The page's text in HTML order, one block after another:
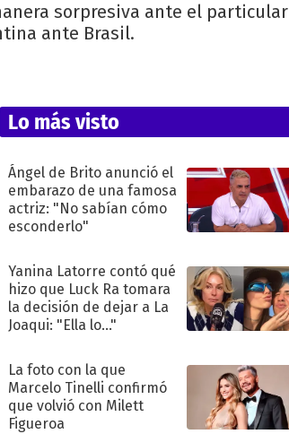
sorpresiva ante el particular
ante Brasil.
Lo más visto
Ángel de Brito anunció el
embarazo de una famosa
actriz: "No sabían cómo
esconderlo"
Yanina Latorre contó qué
hizo que Luck Ra tomara
la decisión de dejar a La
Joaqui: "Ella lo..."
La foto con la que
Marcelo Tinelli confirmó
que volvió con Milett
Figueroa